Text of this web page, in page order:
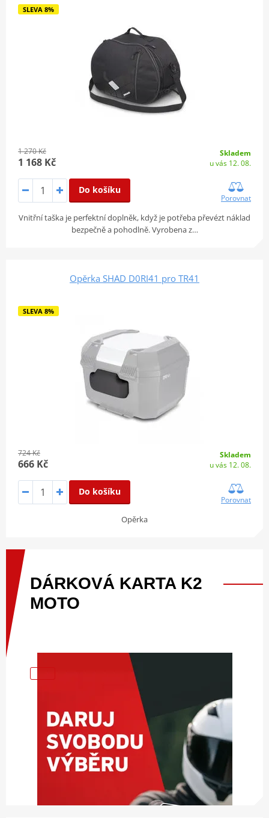
SLEVA 8%
1 270 Kč
1 168 Kč
Skladem
u vás 12. 08.
Do košíku
Porovnat
Vnitřní taška je perfektní doplněk, když je potřeba převézt náklad
bezpečně a pohodlně. Vyrobena z…
Opěrka SHAD D0RI41 pro TR41
SLEVA 8%
724 Kč
666 Kč
Skladem
u vás 12. 08.
Do košíku
Porovnat
Opěrka
DÁRKOVÁ KARTA K2
MOTO